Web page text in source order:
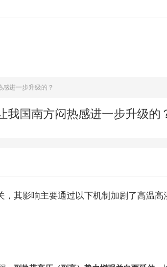
进一步升级的？
我国南方闷热感进一步升级的
，其影响主要通过以下机制加剧了高温高